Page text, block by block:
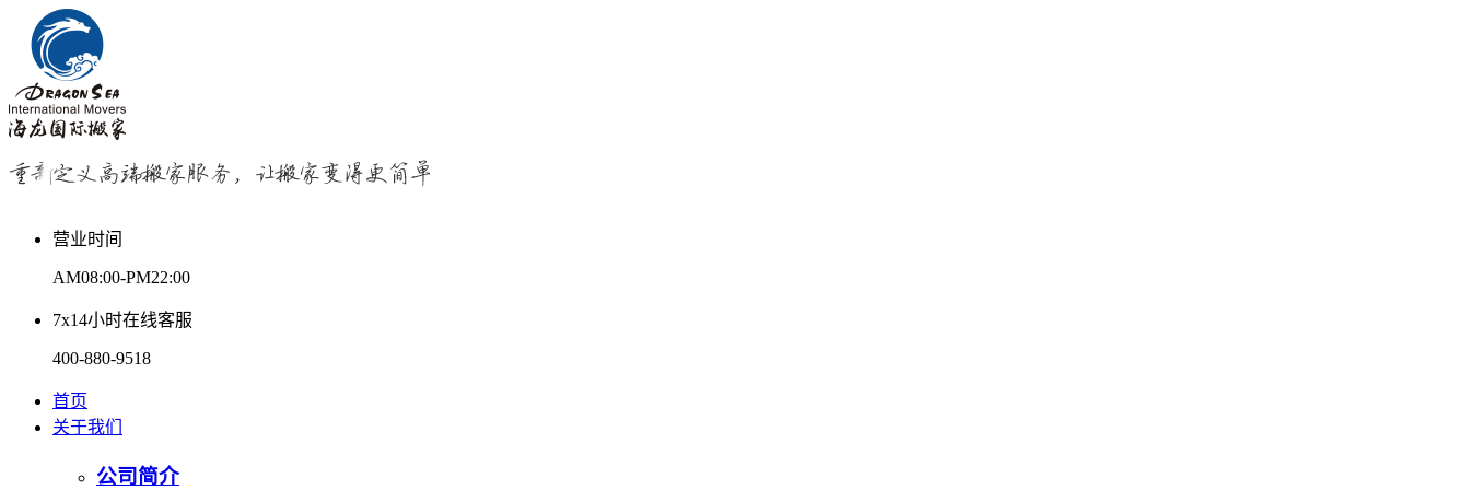
营业时间
AM08:00-PM22:00
7x14小时在线客服
400-880-9518
首页
关于我们
公司简介